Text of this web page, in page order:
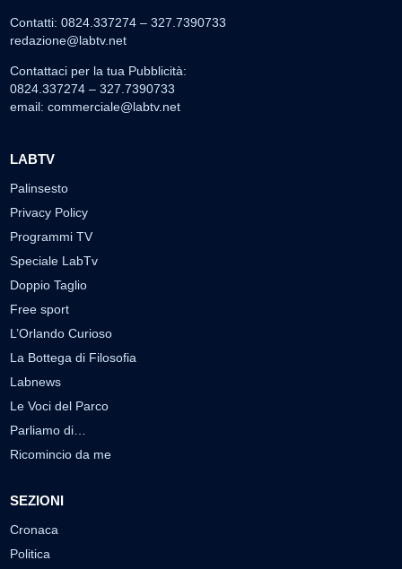
Contatti: 0824.337274 – 327.7390733
redazione@labtv.net
Contattaci per la tua Pubblicità:
0824.337274 – 327.7390733
email: commerciale@labtv.net
LABTV
Palinsesto
Privacy Policy
Programmi TV
Speciale LabTv
Doppio Taglio
Free sport
L’Orlando Curioso
La Bottega di Filosofia
Labnews
Le Voci del Parco
Parliamo di…
Ricomincio da me
SEZIONI
Cronaca
Politica